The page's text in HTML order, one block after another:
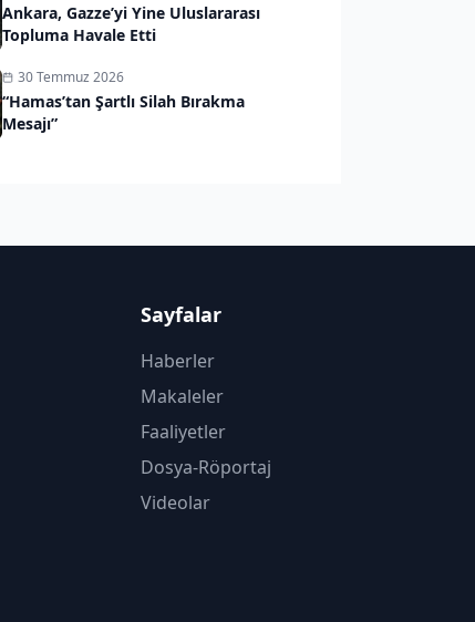
Ankara, Gazze’yi Yine Uluslararası
Topluma Havale Etti
30 Temmuz 2026
“Hamas’tan Şartlı Silah Bırakma
Mesajı”
Sayfalar
Haberler
Makaleler
Faaliyetler
Dosya-Röportaj
Videolar